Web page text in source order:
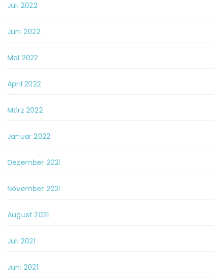
Juli 2022
Juni 2022
Mai 2022
April 2022
März 2022
Januar 2022
Dezember 2021
November 2021
August 2021
Juli 2021
Juni 2021